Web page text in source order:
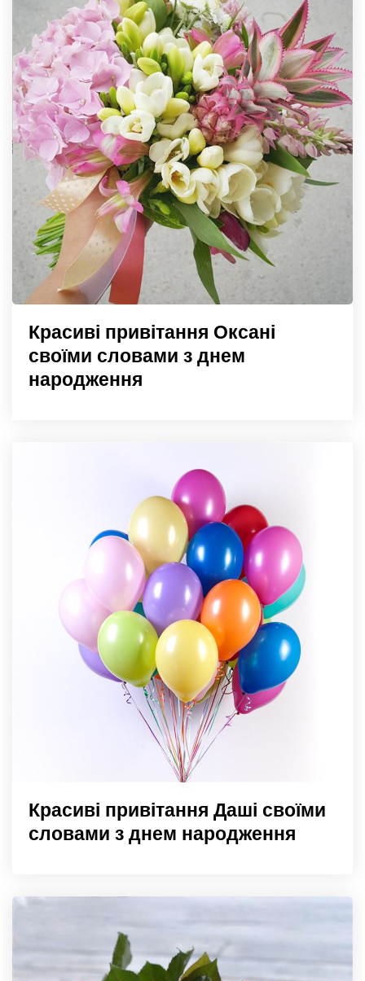
Красиві привітання Оксані
своїми словами з днем
народження
Красиві привітання Даші своїми
словами з днем народження